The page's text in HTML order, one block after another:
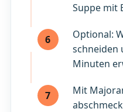
Suppe mit
6
Optional:
schneiden
Minuten
7
Mit